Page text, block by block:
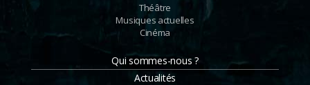
Théâtre
Musiques actuelles
Cinéma
Qui sommes-nous ?
Actualités